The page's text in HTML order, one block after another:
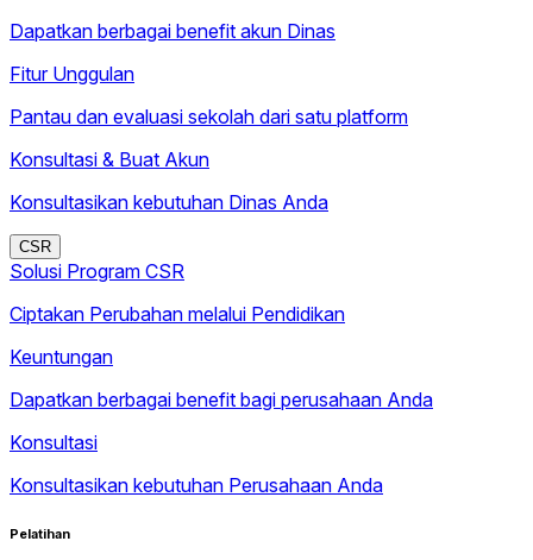
Dapatkan berbagai benefit akun Dinas
Fitur Unggulan
Pantau dan evaluasi sekolah dari satu platform
Konsultasi & Buat Akun
Konsultasikan kebutuhan Dinas Anda
CSR
Solusi Program CSR
Ciptakan Perubahan melalui Pendidikan
Keuntungan
Dapatkan berbagai benefit bagi perusahaan Anda
Konsultasi
Konsultasikan kebutuhan Perusahaan Anda
Pelatihan